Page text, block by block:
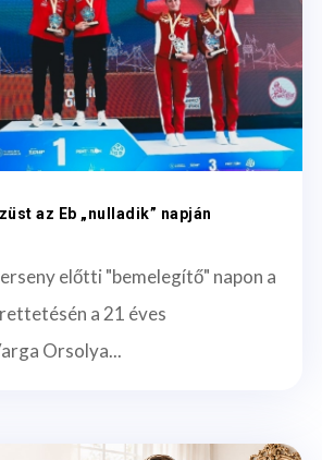
az Eb „nulladik” napján
előtti "bemelegítő" napon a
a 21 éves
Orsolya...